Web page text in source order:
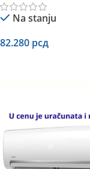
Na stanju
82.280 рсд